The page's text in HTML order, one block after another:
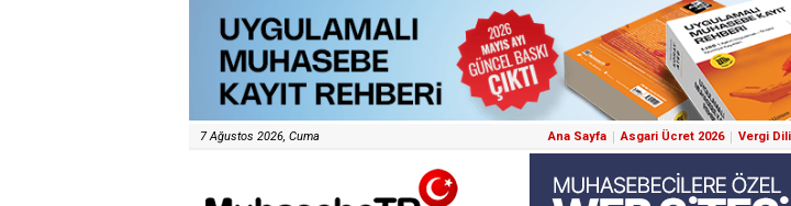
7 Ağustos 2026, Cuma Ana Sayfa Asgari Ücret 2026 Vergi